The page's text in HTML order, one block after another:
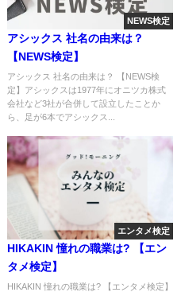
NEWS検定
アシックス 社名の由来は？
【NEWS検定】
アシックス 社名の由来は？ 【NEWS検
定】アシックスは1977年にオニツカ株式
会社など3社が合併して設立したことか
ら、足が6本でアシックス...
エンタメ検定
HIKAKIN 憧れの職業は? 【エン
タメ検定】
HIKAKIN 憧れの職業は? 【エンタメ検定】